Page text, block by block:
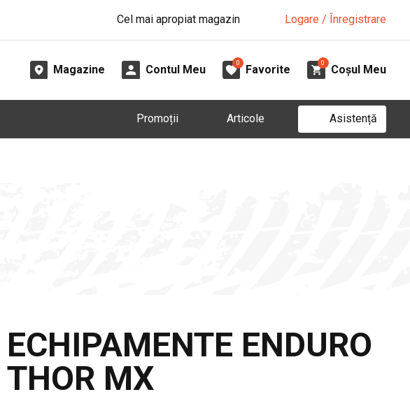
Cel mai apropiat magazin Logare / Înregistrare
Magazine Contul Meu
0
Favorite
0
Coșul Meu
Promoții Articole Asistență
ECHIPAMENTE ENDURO
THOR MX